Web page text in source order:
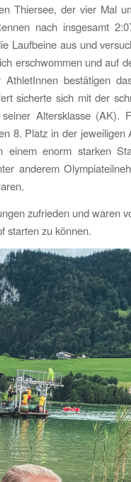
Thiersee, der vier Mal
nach insgesamt
Laufbeine aus und
erschwommen und auf
bestätigen
sicherte sich mit der
Altersklasse (AK).
8. Platz in der jeweiligen
enorm starken
anderem
zufrieden und waren
starten zu können.